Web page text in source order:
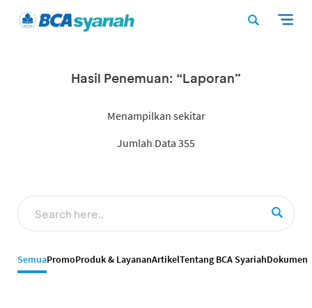
Hasil Penemuan: “Laporan”
Menampilkan sekitar
Jumlah Data 355
SemuaPromoProduk & LayananArtikelTentang BCA SyariahDokumen